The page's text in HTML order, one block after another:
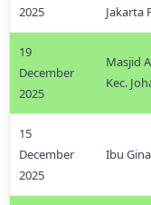
2025
Jakarta
19
December
2025
Masjid
Kec.
15
December
2025
Ibu